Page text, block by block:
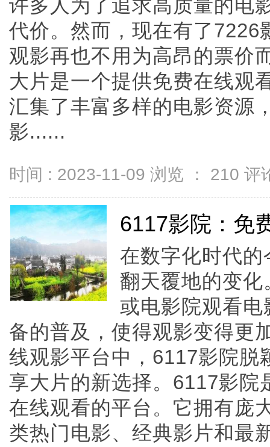
许多人为了追求高质量的电
代价。然而，现在有了7226
观影再也不用为高昂的票价
大片是一个提供免费在线观
汇集了丰富多样的电影资源
影......
时间 : 2023-11-09 浏览 ： 210 评
6117影院：免
在数字化时代
翻天覆地的变
或电影院观看
备的普及，使得观影变得更
线观影平台中，6117影院脱
享大片的新选择。6117影院
在线观看的平台。它拥有庞
类热门电影、经典影片和最